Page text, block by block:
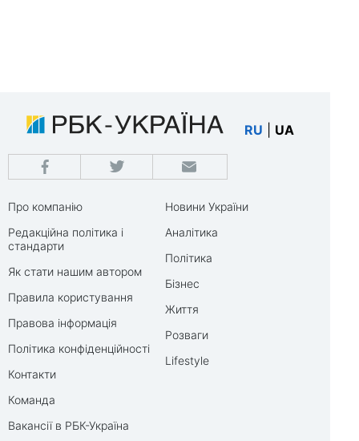
RU UA
Про компанію
Редакційна політика і
стандарти
Як стати нашим автором
Правила користування
Правова інформація
Політика конфіденційності
Контакти
Команда
Вакансії в РБК-Україна
Новини України
Аналітика
Політика
Бізнес
Життя
Розваги
Lifestyle